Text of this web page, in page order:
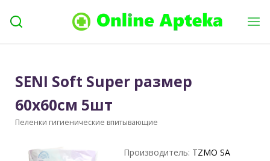
SENI Soft Super размер
60х60см 5шт
Пеленки гигиенические впитывающие
Производитель: TZMO SA